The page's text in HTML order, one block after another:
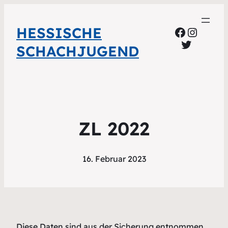
HESSISCHE
SCHACHJUGEND
Twitter
ZL 2022
16. Februar 2023